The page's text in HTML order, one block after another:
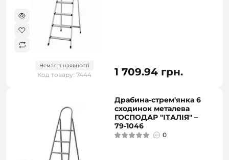
Немає в наявності
Код товару: 7444 1 709.94 грн.
Драбина-стрем'янка 6
сходинок металева
ГОСПОДАР "ІТАЛІЯ" –
79-1046
0